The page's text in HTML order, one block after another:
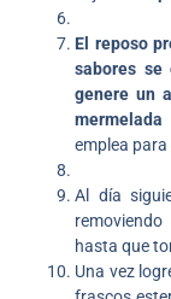
El reposo
sabores
genere un
mermelada
emplea
Al día
hasta que
Una vez